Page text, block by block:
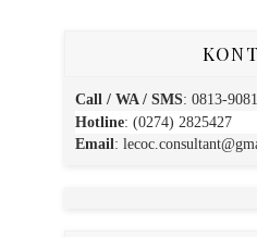
Call / WA / SMS: 0813-
Hotline: (0274) 2825427
Email: